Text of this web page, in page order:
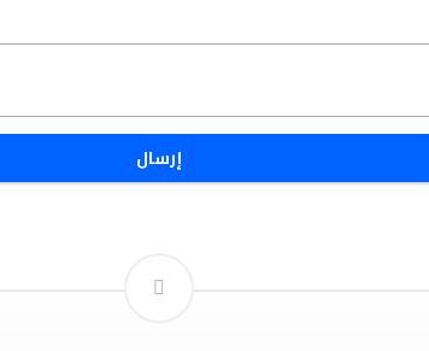
إرسال